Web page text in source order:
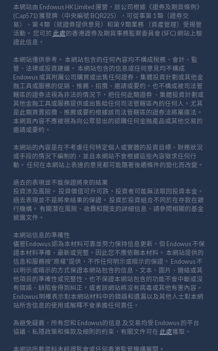
本網站由 Endowus HK Limited 運營，該公司根據《證券及期貨條例》
(Cap571) 獲發牌（中央編號 BQR225），可從事第 1 類（證券交
易）、第 4 類（就證券提供意見）和第 9 類業務 （資產管理）受規管
活動。 您可於 此處的香港證券及期貨事務監察委員會 (SFC) 網站上驗
證此信息。
本網站僅供參考。 本網站包含的任何內容均不構成稅務、會計、監
管、法律或投資建議。 本網站包含的信息或任何意見均不構成
Endowus 或其附屬公司購買或出售任何證券、集體投資計劃或其他金
融工具或服務的促銷、推薦、招攬、邀請或要約，也不構成被司法管
轄區的證券法視為非法的情況下，把任何此類證券 、集體投資計劃或
其他金融工具或服務提供或出售給任何司法管轄區內的任何人。尤其
是此類買賣招攬、推薦或要約根據該司法管轄區的證券法將屬違法。
本網頁內容不應被視為向公眾發出的認購任何金融產品或其他交易的
邀請或要約。
本網站的內容是在不考慮任何特定個人或實體的投資目標、財務狀況
或手段的情況下編制的，並且本網站不會根據這些內容徵求任何行
動。 任何在本網站上表達的意見都可能隨著後續條件的變化而改變。
過去的表現並不能保證將來的結果
投資涉及風險。 投資價值可升可跌，投資者可能無法取回投資本金。
過去表現並不是將來結果的保證。 投資於投資組合不同於在存款在銀
行機構。 有關潛在風險、收費和開支的詳細信息，請參閱相關的基金
披露文件。
本網站信息的準確性
儘管Endowus 認為本材料可靠並努力保持信息更新，但 Endowus 不保
證本材料準確、最新或完整，因此您不應依賴本材料。 本網站提供的
信息和服務按“原樣”提供，不作任何明示或暗示的保證。 Endowus 不
以明示或暗示的方式保證本網站包含的信息、文本、圖片、鏈結或其
他項目的準確性或完整性，也不保證本網站包含的功能不會中斷或沒
有錯誤、缺陷會得到糾正，或者該網站將沒有病毒或其他有害內容。
Endowus 明確表示對本網站材料中的錯誤和遺漏以及其他人士對本網
站所含信息的使用或解釋不會承擔任何責任。
為避免疑義，所有您和 Endowus的信息 及交易均受 Endowus 的平台
協議、私隱政策和條款及細則的約束，有關文件可在 此處獲取。
本網站所載資料未經證監會或任何香港監管機構審閱。